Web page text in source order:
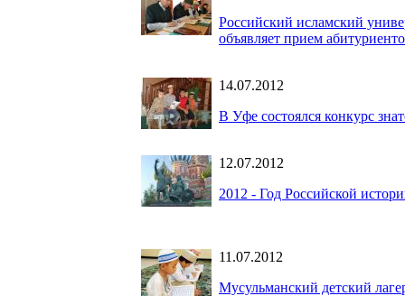
Российский исламский
объявляет прием
14.07.2012
В Уфе состоялся конкурс
12.07.2012
2012 - Год Российской
11.07.2012
Мусульманский детский